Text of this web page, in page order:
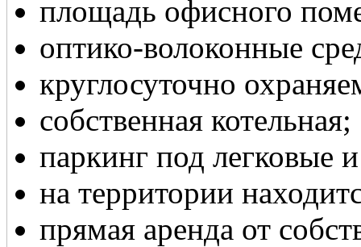
площадь офисного
оптико-волоконные
круглосуточно
собственная котельная;
паркинг под легковые
на территории
прямая аренда от